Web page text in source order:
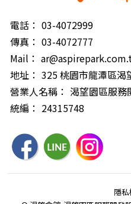
電話： 03-4072999
傳真： 03-4072777
Mail：
地址： 325 桃園市龍潭區渴
營業人名稱： 渴望園區服務
統編： 24315748
隱